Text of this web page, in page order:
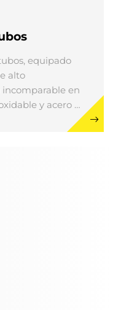
equipado
alto
en
y acero al